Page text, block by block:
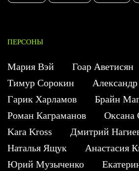
ПЕРСОНЫ
Мария Вэй
Гоар Аветисян
Тимур Сорокин
Александр
Гарик Харламов
Брайн
Роман Каграманов
Оксана
Kara Kross
Дмитрий
Наталья Ящук
Анастасия
Юрий Музыченко